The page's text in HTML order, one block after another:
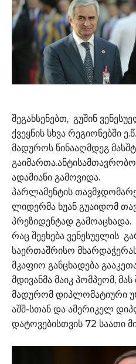
შეგახსენებთ, გუშინ
ქვეყნის სხვა რეგიონებში
მადუროს წინააღმდეგ
ადამიანი გამოვიდა.
პარლამენტის
ლიდერმა ხუან გუაიდომ
პრეზიდენტად გამოაცხადა.
რაც შეეხება ვენესუელის
საერთაშრისო
მკაფიო განცხადება
მდივანმა მაიკ პომპეომ,
მადურომ დიპლომატიური
აშშ-სთან და ამერიკელ
დატოვებისთვის 72 საათი